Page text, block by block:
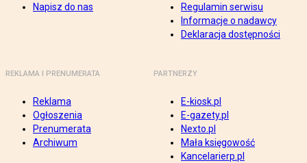
Napisz do nas
Regulamin serwisu
Informacje o nadawcy
Deklaracja dostępności
REKLAMA I PRENUMERATA
Reklama
Ogłoszenia
Prenumerata
Archiwum
PARTNERZY
E-kiosk.pl
E-gazety.pl
Nexto.pl
Mała księgowość
Kancelarierp.pl